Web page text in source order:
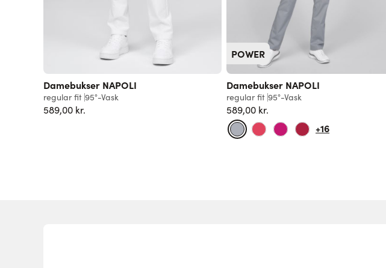
Damebukser NAPOLI
regular fit 95°-Vask
589,00 kr.
POWER
Damebukser NAPOLI
regular fit 95°-Vask
589,00 kr.
+16